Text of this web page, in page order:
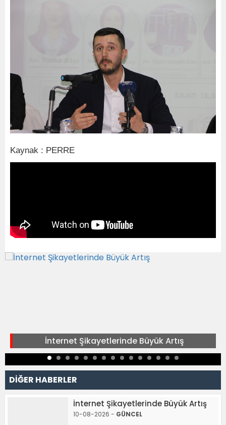
Kaynak : PERRE
İnternet Şikayetlerinde Büyük Artış
DİĞER HABERLER
İnternet Şikayetlerinde Büyük Artış
10-08-2026 - GÜNCEL